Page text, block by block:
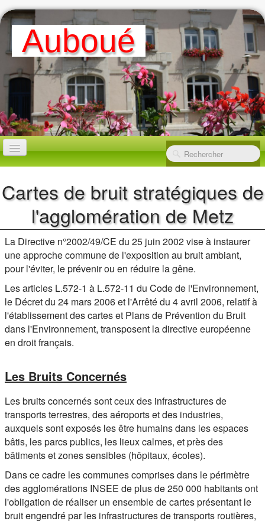
AUboué
MAIRIE▼
LA VILLE▼
SERVICES▼
VIE ASSOCIATIVE ET CITOYENNE ▼
Cartes de bruit stratégiques de
l'agglomération de Metz
La Directive n°2002/49/CE du 25 juin 2002 vise à instaurer
une approche commune de l'exposition au bruit ambiant,
pour l'éviter, le prévenir ou en réduire la gêne.
Les articles L.572-1 à L.572-11 du Code de l'Environnement,
le Décret du 24 mars 2006 et l'Arrêté du 4 avril 2006, relatif à
l'établissement des cartes et Plans de Prévention du Bruit
dans l'Environnement, transposent la directive européenne
en droit français.
Les Bruits Concernés
Les bruits concernés sont ceux des infrastructures de
transports terrestres, des aéroports et des industries,
auxquels sont exposés les être humains dans les espaces
bâtis, les parcs publics, les lieux calmes, et près des
bâtiments et zones sensibles (hôpitaux, écoles).
Dans ce cadre les communes comprises dans le périmètre
des agglomérations INSEE de plus de 250 000 habitants ont
l'obligation de réaliser un ensemble de cartes présentant le
bruit engendré par les infrastructures de transports routières,